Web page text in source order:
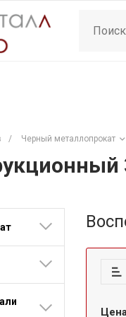
/ Черный металлопрокат